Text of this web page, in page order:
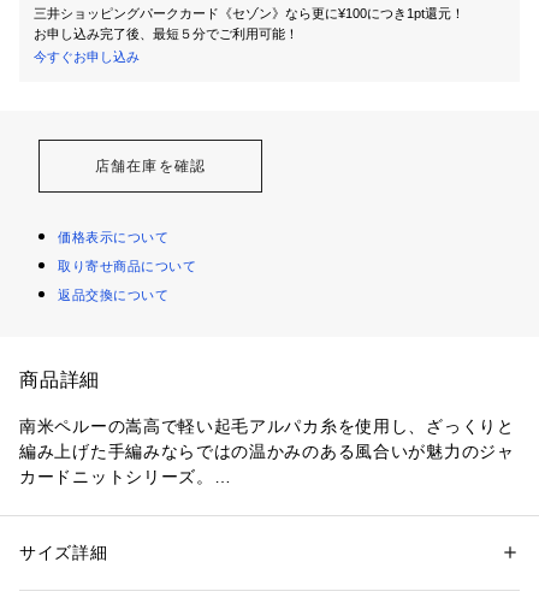
三井ショッピングパークカード《セゾン》なら更に¥100につき1pt還元！
お申し込み完了後、最短５分でご利用可能！
今すぐお申し込み
店舗在庫を確認
価格表示について
取り寄せ商品について
返品交換について
商品詳細
南米ペルーの嵩高で軽い起毛アルパカ糸を使用し、ざっくりと
編み上げた手編みならではの温かみのある風合いが魅力のジャ
カードニットシリーズ。
トで抜け感がありつつも、詰まったネックラインにコンパクト
性別：レディース
素材：ウール62％　アルパカ31％　ナイロン7％
サイズ詳細